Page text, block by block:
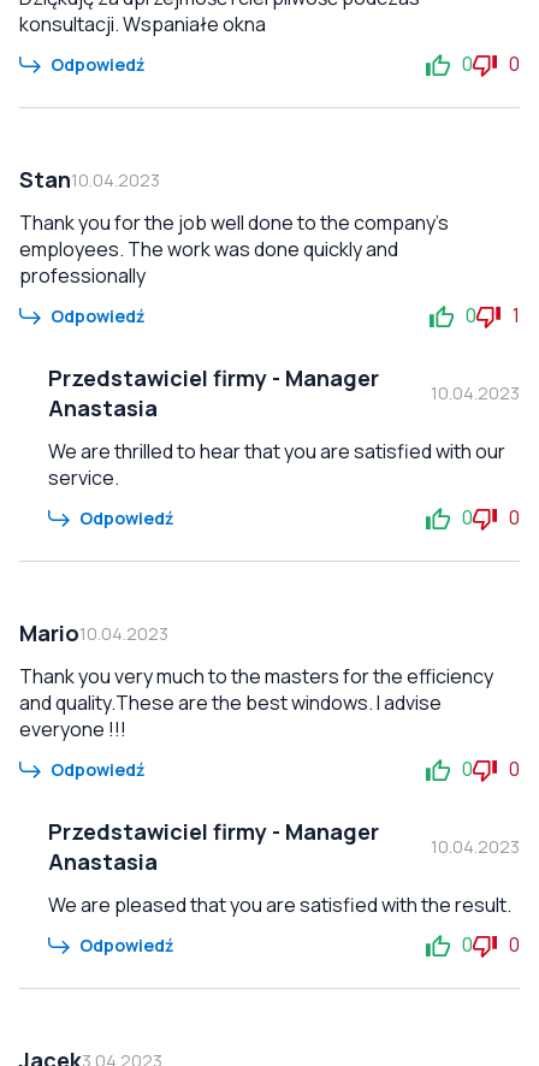
konsultacji. Wspaniałe okna
Odpowiedź 0 0
Stan10.04.2023
Thank you for the job well done to the company's
employees. The work was done quickly and
professionally
Odpowiedź 0 1
Przedstawiciel firmy - Manager
Anastasia
10.04.2023
We are thrilled to hear that you are satisfied with our
service.
Odpowiedź 0 0
Mario10.04.2023
Thank you very much to the masters for the efficiency
and quality.These are the best windows. I advise
everyone !!!
Odpowiedź 0 0
Przedstawiciel firmy - Manager
Anastasia
10.04.2023
We are pleased that you are satisfied with the result.
Odpowiedź 0 0
Jacek3.04.2023